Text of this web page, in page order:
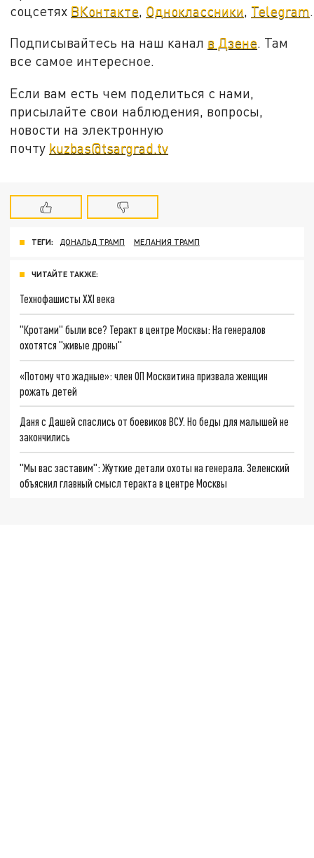
соцсетях ВКонтакте Одноклассники Telegram
Подписывайтесь на наш канал в Дзене. Там
все самое интересное.
Если вам есть чем поделиться с нами,
присылайте свои наблюдения, вопросы,
новости на электронную
почту kuzbas@tsargrad.tv
ТЕГИ: ДОНАЛЬД ТРАМП МЕЛАНИЯ ТРАМП
ЧИТАЙТЕ ТАКЖЕ:
Технофашисты XXI века
"Кротами" были все? Теракт в центре Москвы: На генералов
охотятся "живые дроны"
«Потому что жадные»: член ОП Москвитина призвала женщин
рожать детей
Даня с Дашей спаслись от боевиков ВСУ. Но беды для малышей не
закончились
"Мы вас заставим": Жуткие детали охоты на генерала. Зеленский
объяснил главный смысл теракта в центре Москвы